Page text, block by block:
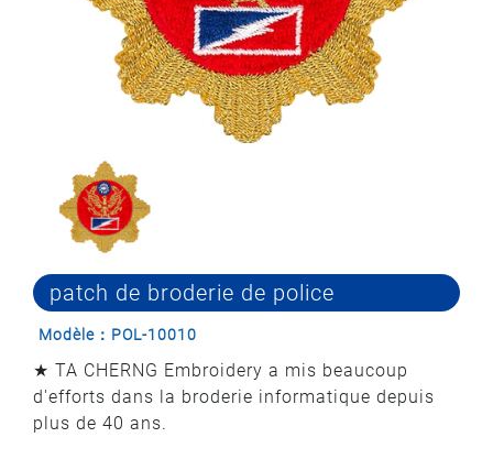
patch de broderie de police
Modèle：POL-10010
★ TA CHERNG Embroidery a mis beaucoup
d'efforts dans la broderie informatique depuis
plus de 40 ans.